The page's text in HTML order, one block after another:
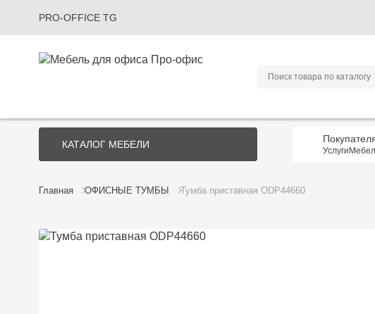
PRO-OFFICE TG
КАТАЛОГ МЕБЕЛИ
Услуги
Главная ОФИСНЫЕ ТУМБЫ Тумба приставная ODP44660